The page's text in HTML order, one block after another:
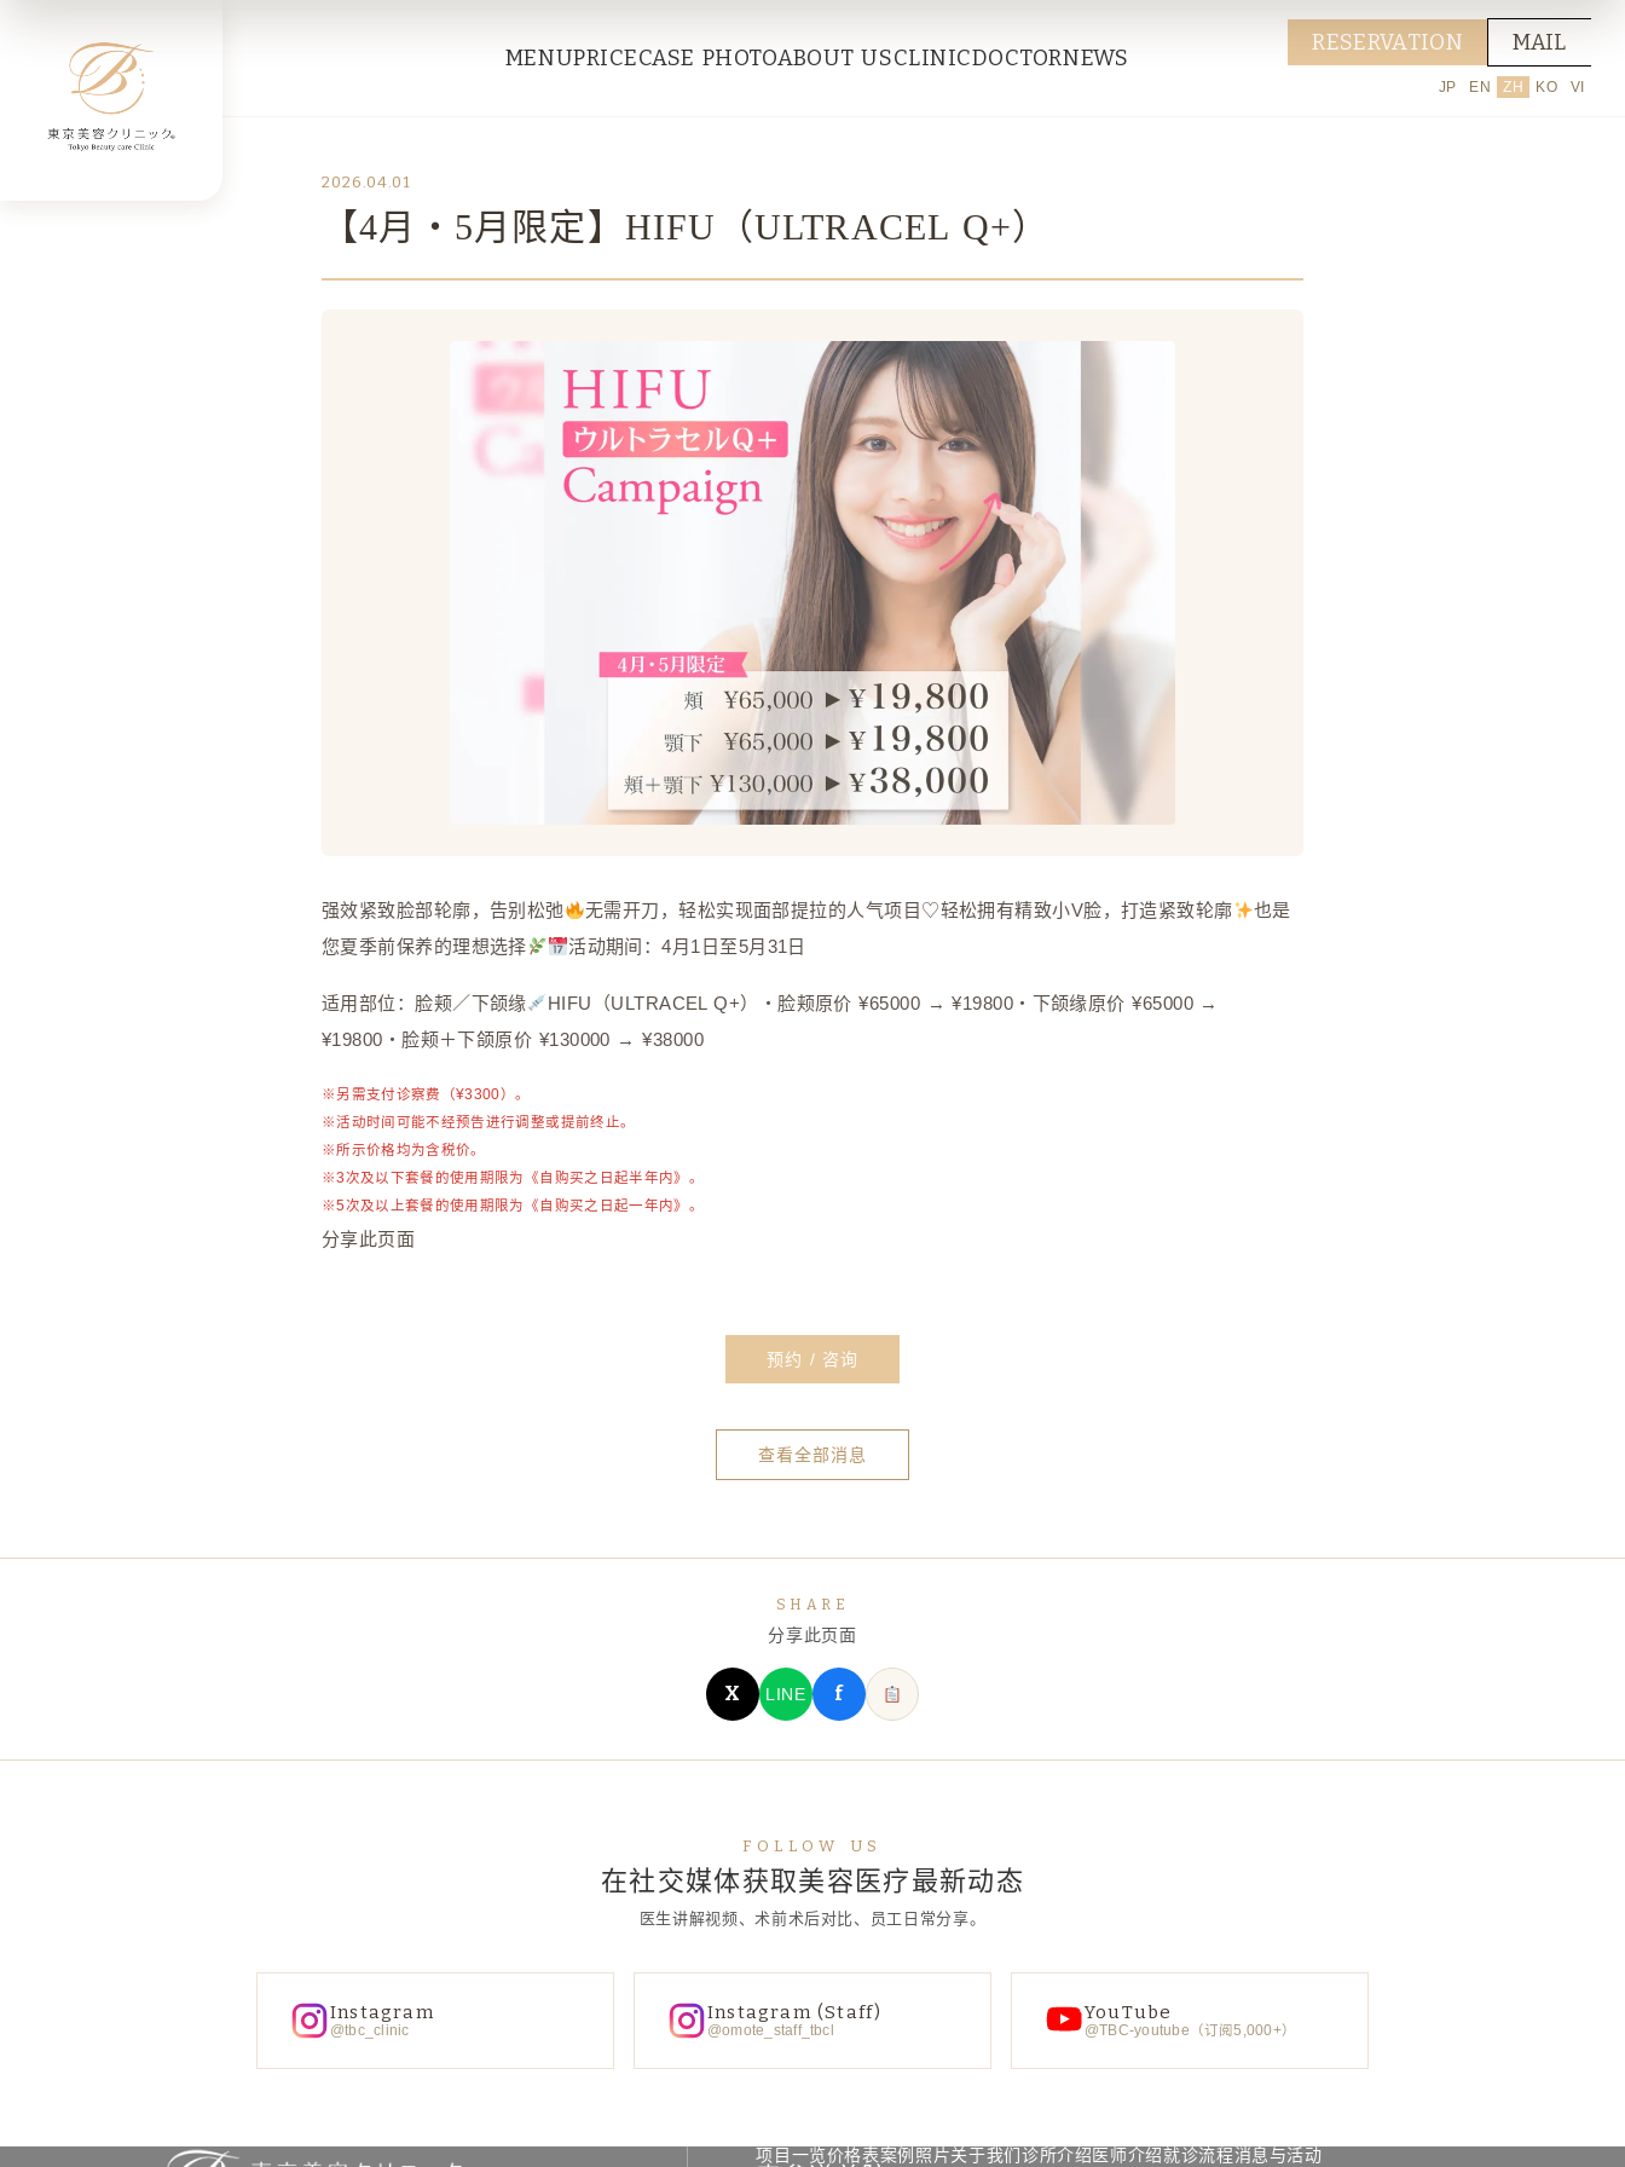
MENUPRICECASE PHOTOABOUT USCLINICDOCTORNEWS
RESERVATION MAIL
JP EN ZH KO VI
2026.04.01
【4月・5月限定】HIFU（ULTRACEL Q+）
强效紧致脸部轮廓，告别松弛 无需开刀，轻松实现面部提拉的人气项目♡轻松拥有精致小V脸，打造紧致轮廓
也是
您夏季前保养的理想选择
活动期间：4月1日至5月31日
适用部位：脸颊／下颌缘
HIFU（ULTRACEL Q+）・脸颊原价 ¥65000 → ¥19800・下颌缘原价 ¥65000 →
¥19800・脸颊＋下颌原价 ¥130000 → ¥38000
※另需支付诊察费（¥3300）。
※活动时间可能不经预告进行调整或提前终止。
※所示价格均为含税价。
※3次及以下套餐的使用期限为《自购买之日起半年内》。
※5次及以上套餐的使用期限为《自购买之日起一年内》。
分享此页面
预约 / 咨询
查看全部消息
SHARE
分享此页面
X LINE f
FOLLOW US
在社交媒体获取美容医疗最新动态
医生讲解视频、术前术后对比、员工日常分享。
Instagram
@tbc_clinic
Instagram (Staff)
@omote_staff_tbcl
YouTube
@TBC-youtube（订阅5,000+）
项目一览价格表案例照片关于我们诊所介绍医师介绍就诊流程消息与活动